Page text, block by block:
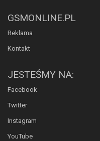
GSMONLINE.PL
Reklama
Kontakt
JESTEŚMY NA:
Facebook
Twitter
Instagram
YouTube